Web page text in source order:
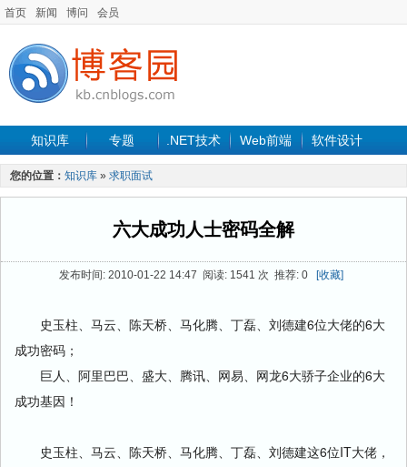
首页 新闻 博问 会员
知识库 专题 .NET技术 Web前端 软件设计
手机开发 软件工程
最新文章
您的位置： 知识库 » 求职面试
六大成功人士密码全解
发布时间: 2010-01-22 14:47 阅读: 1541 次 推荐: 0 [收藏]
史玉柱、马云、陈天桥、马化腾、丁磊、刘德建6位大佬的6大
成功密码；
巨人、阿里巴巴、盛大、腾讯、网易、网龙6大骄子企业的6大
成功基因！
史玉柱、马云、陈天桥、马化腾、丁磊、刘德建这6位IT大佬，